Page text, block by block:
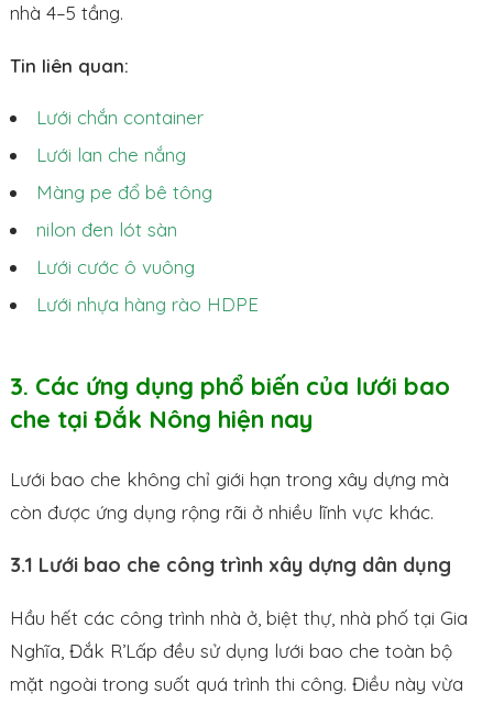
nhà 4–5 tầng.
Tin liên quan:
Lưới chắn container
Lưới lan che nắng
Màng pe đổ bê tông
nilon đen lót sàn
Lưới cước ô vuông
Lưới nhựa hàng rào HDPE
3. Các ứng dụng phổ biến của lưới bao
che tại Đắk Nông hiện nay
Lưới bao che không chỉ giới hạn trong xây dựng mà
còn được ứng dụng rộng rãi ở nhiều lĩnh vực khác.
3.1 Lưới bao che công trình xây dựng dân dụng
Hầu hết các công trình nhà ở, biệt thự, nhà phố tại Gia
Nghĩa, Đắk R’Lấp đều sử dụng lưới bao che toàn bộ
mặt ngoài trong suốt quá trình thi công. Điều này vừa